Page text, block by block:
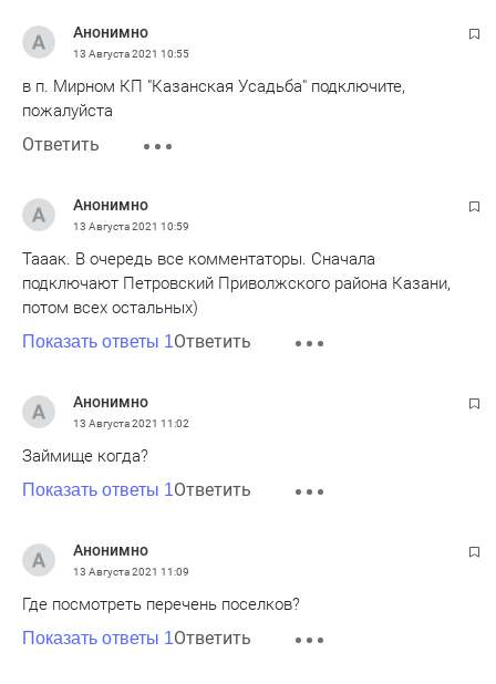
Анонимно
13 Августа 2021 10:55
в п. Мирном КП "Казанская Усадьба" подключите,
пожалуйста
Ответить
Анонимно
13 Августа 2021 10:59
Тааак. В очередь все комментаторы. Сначала
подключают Петровский Приволжского района Казани,
потом всех остальных)
Показать ответы 1Ответить
Анонимно
13 Августа 2021 11:02
Займище когда?
Показать ответы 1Ответить
Анонимно
13 Августа 2021 11:09
Где посмотреть перечень поселков?
Показать ответы 1Ответить